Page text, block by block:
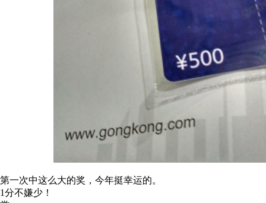
第一次中这么大的奖，今年挺幸运的。
1分不嫌少！